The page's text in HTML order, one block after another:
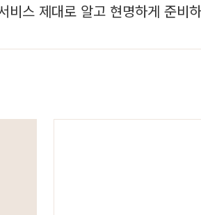
비스 제대로 알고 현명하게 준비